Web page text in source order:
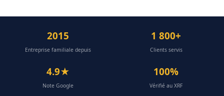
2015
Entreprise familiale depuis
1 800+
Clients servis
4.9★
Note Google
100%
Vérifié au XRF